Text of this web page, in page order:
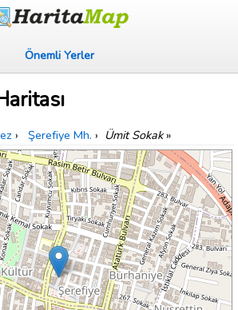
Önemli Yerler
› Şerefiye Mh. › Ümit Sokak»